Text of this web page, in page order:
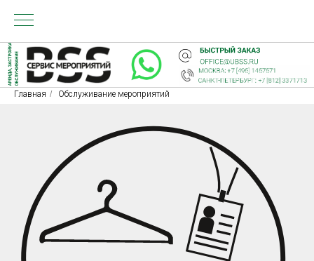
Главная / Обслуживание мероприятий